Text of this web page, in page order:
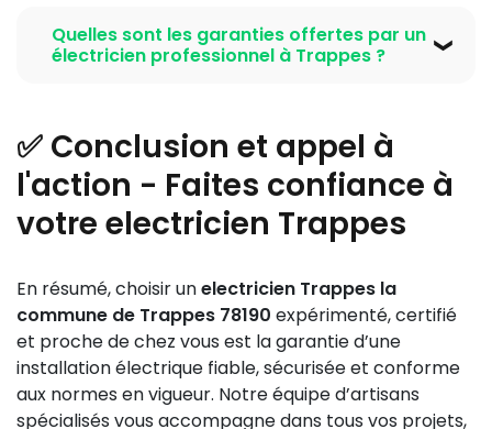
déclaration de conformité, les schémas électriques,
et réalise les tests indispensables pour que le
Trappes 78190
fiable, privilégiez un artisan certifié
RGE, avec au moins 10 ans d’expérience locale,
100, propose des devis clairs, et assure un suivi après
travaux. Notre entreprise répond à tous ces critères,
assurant un service de qualité et de proximité.
Quelles sont les garanties offertes par un
électricien professionnel à Trappes ?
couvrant tous les travaux réalisés pendant dix ans.
De plus, nos interventions bénéficient d’une garantie
satisfaction client, et nous nous engageons à
intervenir rapidement en cas de besoin. Notre
certaines aides pour vos travaux de rénovation.
✅ Conclusion et appel à
l'action - Faites confiance à
votre electricien Trappes
En résumé, choisir unelectricien Trappes la
commune de Trappes 78190 expérimenté, certifié
et proche de chez vous est la garantie d’une
installation électrique fiable, sécurisée et conforme
aux normes en vigueur. Notre équipe d’artisans
spécialisés vous accompagne dans tous vos projets,